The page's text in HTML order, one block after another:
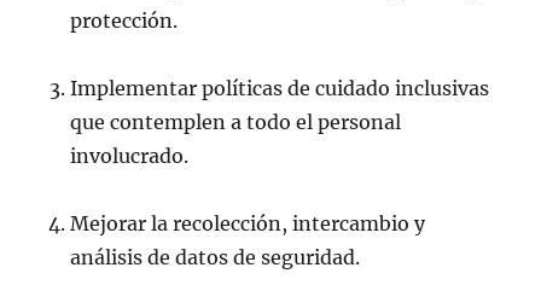
protección.
Implementar políticas de cuidado inclusivas
que contemplen a todo el personal
involucrado.
Mejorar la recolección, intercambio y
análisis de datos de seguridad.